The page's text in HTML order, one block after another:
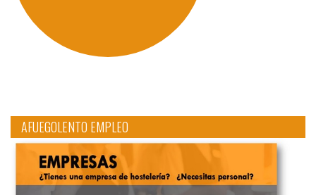
AFUEGOLENTO EMPLEO